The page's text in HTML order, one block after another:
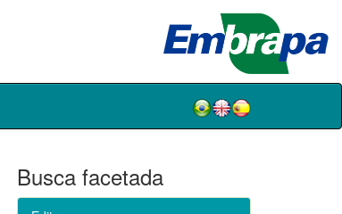
Busca facetada